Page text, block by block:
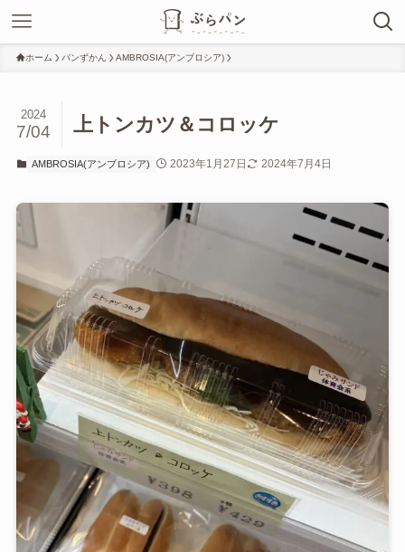
ホーム パンずかん AMBROSIA(アンブロシア)
上トンカツ＆コロッケ
2024
7/04
AMBROSIA(アンブロシア) 2023年1月27日 2024年7月4日